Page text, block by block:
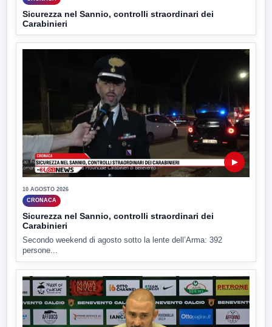
Sicurezza nel Sannio, controlli straordinari dei
Carabinieri
▶
10 AGOSTO 2026
CRONACA
Sicurezza nel Sannio, controlli straordinari dei
Carabinieri
Secondo weekend di agosto sotto la lente dell’Arma: 392
persone...